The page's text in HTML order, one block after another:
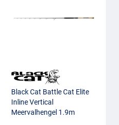
Black Cat Battle Cat Elite
Inline Vertical
Meervalhengel 1.9m